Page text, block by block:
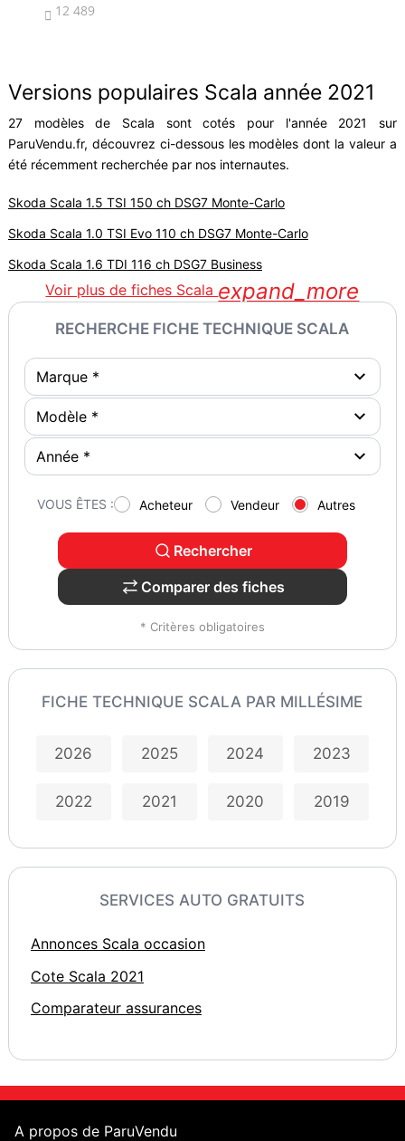
 12 489
Versions populaires Scala année 2021
27 modèles de Scala sont cotés pour l'année 2021 sur
ParuVendu.fr, découvrez ci-dessous les modèles dont la valeur a
été récemment recherchée par nos internautes.
Skoda Scala 1.5 TSI 150 ch DSG7 Monte-Carlo
Skoda Scala 1.0 TSI Evo 110 ch DSG7 Monte-Carlo
Skoda Scala 1.6 TDI 116 ch DSG7 Business
Voir plus de fiches Scala expand_more
RECHERCHE FICHE TECHNIQUE SCALA
VOUS ÊTES : Acheteur Vendeur Autres
Rechercher
Comparer des fiches
* Critères obligatoires
FICHE TECHNIQUE SCALA PAR MILLÉSIME
2026 2025 2024 2023
2022 2021 2020 2019
SERVICES AUTO GRATUITS
Annonces Scala occasion
Cote Scala 2021
Comparateur assurances
A propos de ParuVendu